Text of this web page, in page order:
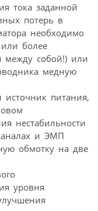
тока заданной
потерь в
необходимо
более
между собой!) или
медную
источник питания,
нестабильности
и ЭМП
обмотку на две
уровня